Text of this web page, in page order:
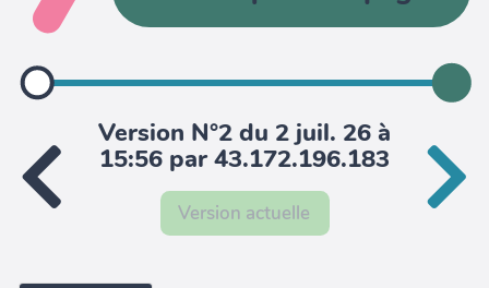
e
c
e
Version N°2 du 2 juil. 26 à
15:56 par 43.172.196.183
Version actuelle